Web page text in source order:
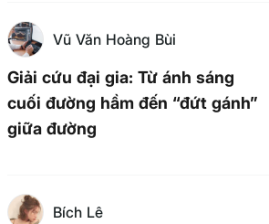
Vũ Văn Hoàng Bùi
Giải cứu đại gia: Từ ánh sáng
cuối đường hầm đến “đứt gánh”
giữa đường
Bích Lê